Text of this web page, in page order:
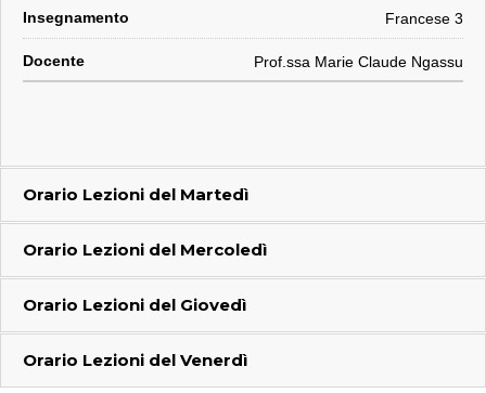
Francese 3
Prof.ssa Marie Claude Ngassu
Orario Lezioni del Martedì
Orario Lezioni del Mercoledì
Orario Lezioni del Giovedì
Orario Lezioni del Venerdì